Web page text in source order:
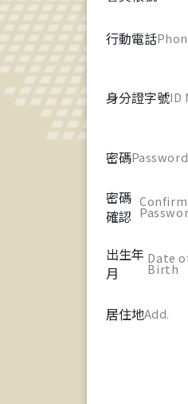
行動電話
身分證字號ID
密碼Password
密碼
確認
Confirm
出生年
月
Date
Birth
居住地Add.